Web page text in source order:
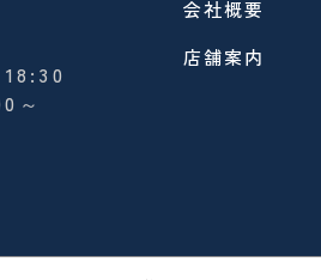
～
会社概要
店舗案内